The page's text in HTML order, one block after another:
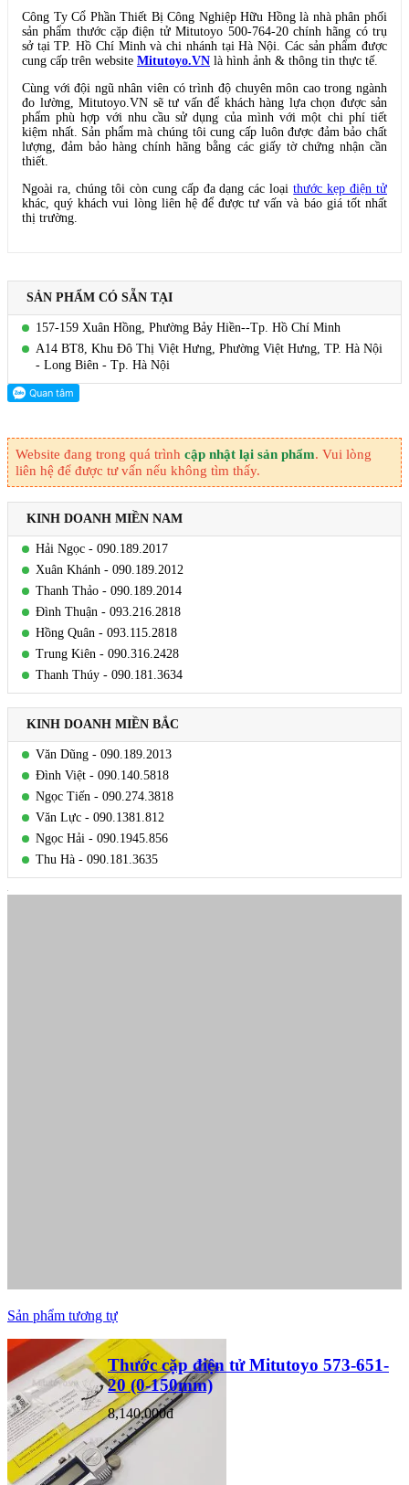
Công Ty Cổ Phần Thiết Bị Công Nghiệp Hữu Hồng là nhà phân phối
sản phẩm thước cặp điện tử Mitutoyo 500-764-20 chính hãng có trụ
sở tại TP. Hồ Chí Minh và chi nhánh tại Hà Nội. Các sản phẩm được
cung cấp trên website Mitutoyo.VN là hình ảnh & thông tin thực tế.
Cùng với đội ngũ nhân viên có trình độ chuyên môn cao trong ngành
đo lường, Mitutoyo.VN sẽ tư vấn để khách hàng lựa chọn được sản
phẩm phù hợp với nhu cầu sử dụng của mình với một chi phí tiết
kiệm nhất. Sản phẩm mà chúng tôi cung cấp luôn được đảm bảo chất
lượng, đảm bảo hàng chính hãng bằng các giấy tờ chứng nhận cần
thiết.
Ngoài ra, chúng tôi còn cung cấp đa dạng các loạithước kẹp điện tử
khác, quý khách vui lòng liên hệ để được tư vấn và báo giá tốt nhất
thị trường.
SẢN PHẨM CÓ SẴN TẠI
157-159 Xuân Hồng, Phường Bảy Hiền--Tp. Hồ Chí Minh
A14 BT8, Khu Đô Thị Việt Hưng, Phường Việt Hưng, TP. Hà Nội
- Long Biên - Tp. Hà Nội
Website đang trong quá trình cập nhật lại sản phẩm. Vui lòng
liên hệ để được tư vấn nếu không tìm thấy.
KINH DOANH MIỀN NAM
Hải Ngọc - 090.189.2017
Xuân Khánh - 090.189.2012
Thanh Thảo - 090.189.2014
Đình Thuận - 093.216.2818
Hồng Quân - 093.115.2818
Trung Kiên - 090.316.2428
Thanh Thúy - 090.181.3634
KINH DOANH MIỀN BẮC
Văn Dũng - 090.189.2013
Đình Việt - 090.140.5818
Ngọc Tiến - 090.274.3818
Văn Lực - 090.1381.812
Ngọc Hải - 090.1945.856
Thu Hà - 090.181.3635
Sản phẩm tương tự
Thước cặp điện tử Mitutoyo 573-651-
20 (0-150mm)
8,140,000đ